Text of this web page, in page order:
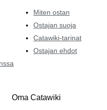
Miten ostan
Ostajan suoja
Catawiki-tarinat
Ostajan ehdot
Oma Catawiki